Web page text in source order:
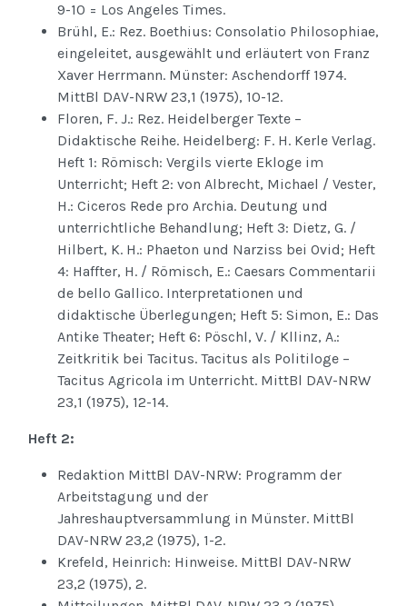
9-10 = Los Angeles Times.
Brühl, E.: Rez. Boethius: Consolatio Philosophiae,
eingeleitet, ausgewählt und erläutert von Franz
Xaver Herrmann. Münster: Aschendorff 1974.
MittBl DAV-NRW 23,1 (1975), 10-12.
Floren, F. J.: Rez. Heidelberger Texte –
Didaktische Reihe. Heidelberg: F. H. Kerle Verlag.
Heft 1: Römisch: Vergils vierte Ekloge im
Unterricht; Heft 2: von Albrecht, Michael / Vester,
H.: Ciceros Rede pro Archia. Deutung und
unterrichtliche Behandlung; Heft 3: Dietz, G. /
Hilbert, K. H.: Phaeton und Narziss bei Ovid; Heft
4: Haffter, H. / Römisch, E.: Caesars Commentarii
de bello Gallico. Interpretationen und
didaktische Überlegungen; Heft 5: Simon, E.: Das
Antike Theater; Heft 6: Pöschl, V. / Kllinz, A.:
Zeitkritik bei Tacitus. Tacitus als Politiloge –
Tacitus Agricola im Unterricht. MittBl DAV-NRW
23,1 (1975), 12-14.
Heft 2:
Redaktion MittBl DAV-NRW: Programm der
Arbeitstagung und der
Jahreshauptversammlung in Münster. MittBl
DAV-NRW 23,2 (1975), 1-2.
Krefeld, Heinrich: Hinweise. MittBl DAV-NRW
23,2 (1975), 2.